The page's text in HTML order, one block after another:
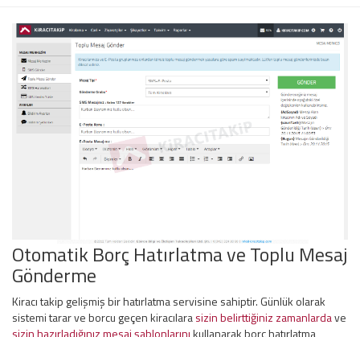
Otomatik Borç Hatırlatma ve Toplu Mesaj
Gönderme
Kiracı takip gelişmiş bir hatırlatma servisine sahiptir. Günlük olarak
sistemi tarar ve borcu geçen kiracılarasizin belirttiğiniz zamanlardave
sizin hazırladığınız mesaj şablonlarınıkullanarak borç hatırlatma